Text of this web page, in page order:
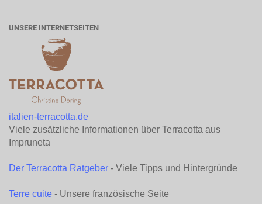
UNSERE INTERNETSEITEN
italien-terracotta.de
Viele zusätzliche Informationen über Terracotta aus
Impruneta
Der Terracotta Ratgeber - Viele Tipps und Hintergründe
Terre cuite - Unsere französische Seite